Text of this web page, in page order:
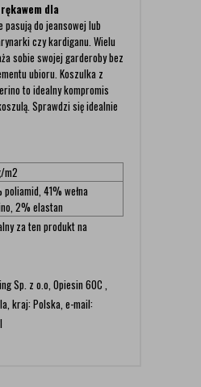
dla
pasują do jeansowej lub
czy kardiganu. Wielu
sobie swojej garderoby bez
ubioru. Koszulka z
to idealny kompromis
Sprawdzi się idealnie
m2
41% wełna
2% elastan
za ten produkt na
Sp. z o.o, Opiesin 60C ,
kraj: Polska, e-mail: